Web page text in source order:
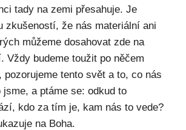
tady na zemi přesahuje. Je
zkušeností, že nás materiální ani
můžeme dosahovat zde na
Vždy budeme toužit po něčem
tento svět a to, co nás
jsme, a ptáme se: odkud to
kdo za tím je, kam nás to vede?
na Boha.